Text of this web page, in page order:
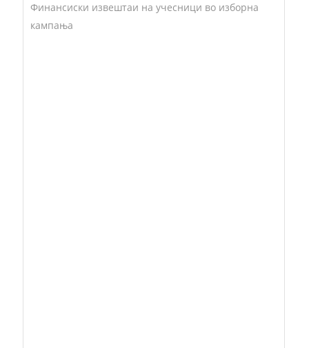
Финансиски извештаи на учесници во изборна
кампања